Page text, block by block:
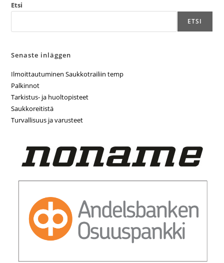
Etsi
ETSI
Senaste inläggen
Ilmoittautuminen Saukkotrailiin temp
Palkinnot
Tarkistus- ja huoltopisteet
Saukkoreitistä
Turvallisuus ja varusteet